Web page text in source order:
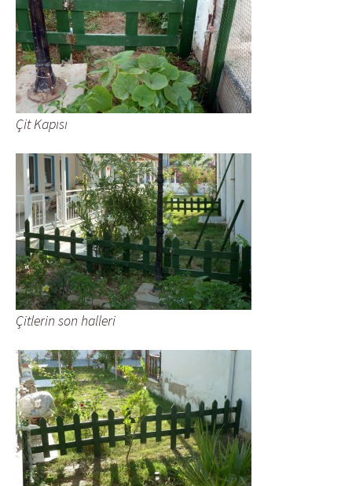
Çit Kapısı
Çitlerin son halleri